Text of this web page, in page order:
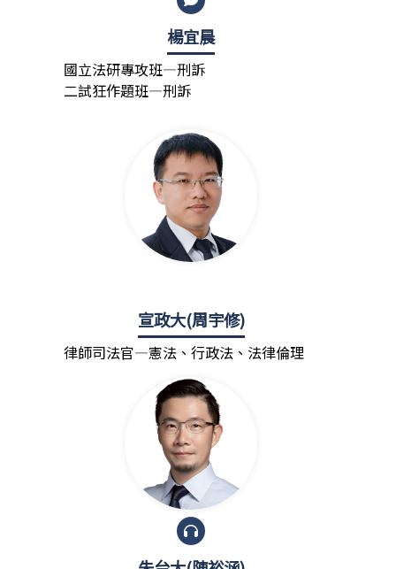
楊宜晨
國立法研專攻班—刑訴
二試狂作題班—刑訴
宣政大(周宇修)
律師司法官—憲法、行政法、法律倫理